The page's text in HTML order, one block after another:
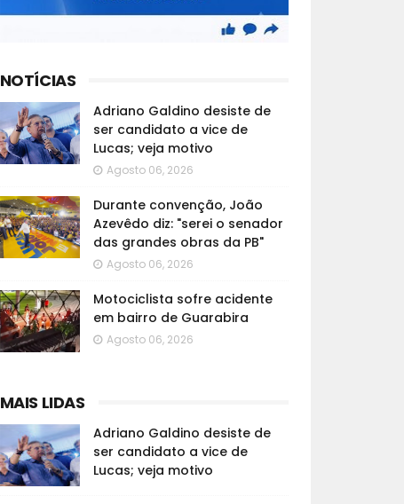
NOTÍCIAS
Adriano Galdino desiste de
ser candidato a vice de
Lucas; veja motivo
Agosto 06, 2026
Durante convenção, João
Azevêdo diz: "serei o senador
das grandes obras da PB"
Agosto 06, 2026
Motociclista sofre acidente
em bairro de Guarabira
Agosto 06, 2026
MAIS LIDAS
Adriano Galdino desiste de
ser candidato a vice de
Lucas; veja motivo